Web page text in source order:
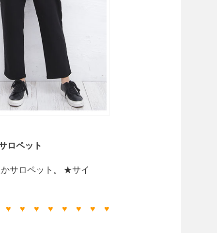
ロペット
サロペット。 ★サイ
♥ ♥ ♥ ♥ ♥ ♥ ♥